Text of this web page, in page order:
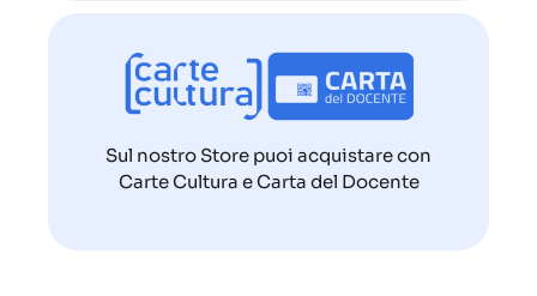
Sul nostro Store puoi acquistare con
Carte Cultura e Carta del Docente